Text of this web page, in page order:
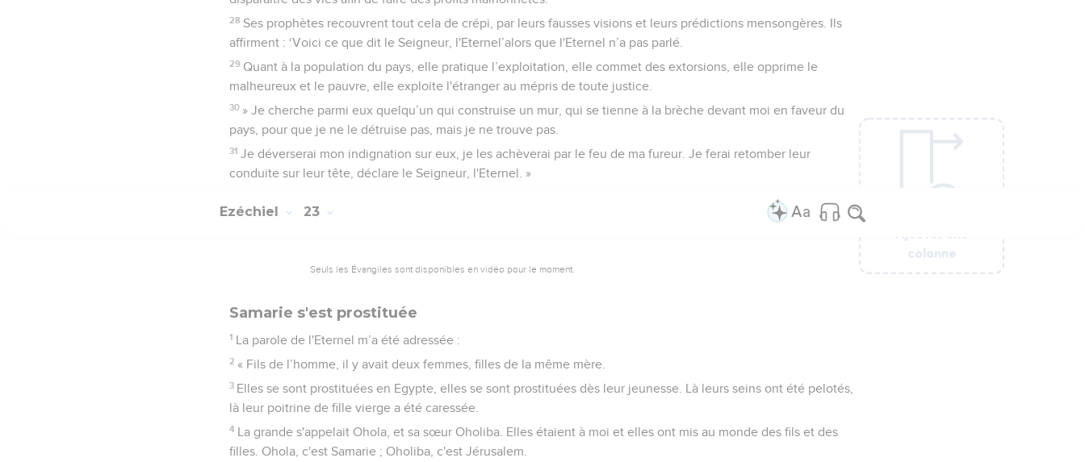
Ajouter une
colonne
28 Ses prophètes recouvrent tout cela de crépi, par leurs fausses visions et leurs prédictions mensongères. Ils
affirment : ‘Voici ce que dit le Seigneur, l'Eternel’alors que l'Eternel n’a pas parlé.
29 Quant à la population du pays, elle pratique l’exploitation, elle commet des extorsions, elle opprime le
malheureux et le pauvre, elle exploite l'étranger au mépris de toute justice.
30 » Je cherche parmi eux quelqu’un qui construise un mur, qui se tienne à la brèche devant moi en faveur du
pays, pour que je ne le détruise pas, mais je ne trouve pas.
31 Je déverserai mon indignation sur eux, je les achèverai par le feu de ma fureur. Je ferai retomber leur
conduite sur leur tête, déclare le Seigneur, l'Eternel. »
Ajouter une
colonne
Ezéchiel 23
Seuls les Évangiles sont disponibles en vidéo pour le moment.
Samarie s'est prostituée
1 La parole de l'Eternel m’a été adressée :
2 « Fils de l’homme, il y avait deux femmes, filles de la même mère.
3 Elles se sont prostituées en Egypte, elles se sont prostituées dès leur jeunesse. Là leurs seins ont été pelotés,
là leur poitrine de fille vierge a été caressée.
4 La grande s'appelait Ohola, et sa sœur Oholiba. Elles étaient à moi et elles ont mis au monde des fils et des
filles. Ohola, c'est Samarie ; Oholiba, c'est Jérusalem.
Ajouter une
colonne
Ajouter une
colonne
Ajouter une
colonne